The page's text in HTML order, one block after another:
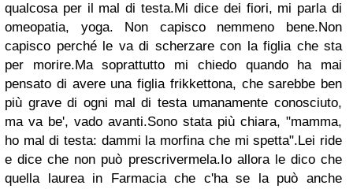
qualcosa per il mal di testa.Mi dice dei fiori, mi parla di
omeopatia, yoga. Non capisco nemmeno bene.Non
capisco perché le va di scherzare con la figlia che sta
per morire.Ma soprattutto mi chiedo quando ha mai
pensato di avere una figlia frikkettona, che sarebbe ben
più grave di ogni mal di testa umanamente conosciuto,
ma va be', vado avanti.Sono stata più chiara, "mamma,
ho mal di testa: dammi la morfina che mi spetta".Lei ride
e dice che non può prescrivermela.Io allora le dico che
quella laurea in Farmacia che c'ha se la può anche